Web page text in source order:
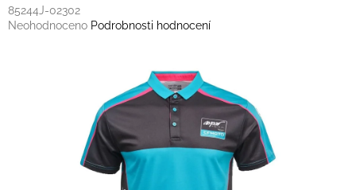
85244J-02302
Průměrné
Neohodnoceno Podrobnosti hodnocení